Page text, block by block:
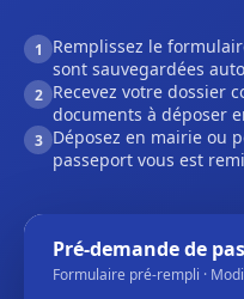
1
Remplissez le
sont sauvegardées
2 Recevez votre dossier
documents à déposer
3 Déposez en mairie ou
passeport vous est
Pré-demande de
Formulaire pré-rempli ·